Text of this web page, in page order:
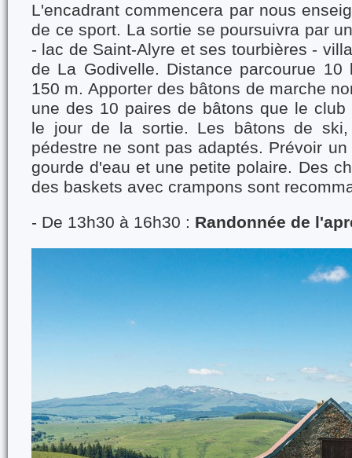
L'encadrant commencera par nous
de ce sport. La sortie se poursuivra par
- lac de Saint-Alyre et ses tourbières -
de La Godivelle. Distance parcourue 10
150 m. Apporter des bâtons de marche
une des 10 paires de bâtons que le club
le jour de la sortie. Les bâtons de ski,
pédestre ne sont pas adaptés. Prévoir
gourde d'eau et une petite polaire. Des
des baskets avec crampons sont
- De 13h30 à 16h30 : Randonnée de